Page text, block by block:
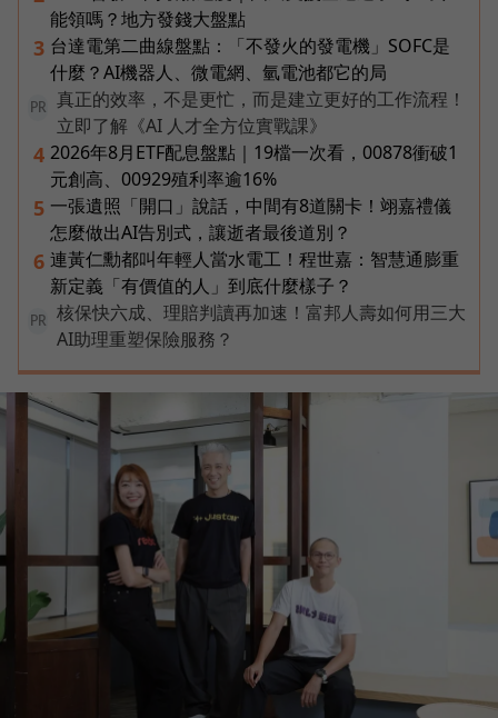
能領嗎？地方發錢大盤點
3 台達電第二曲線盤點：「不發火的發電機」SOFC是
什麼？AI機器人、微電網、氫電池都它的局
PR
真正的效率，不是更忙，而是建立更好的工作流程！
立即了解《AI 人才全方位實戰課》
4 2026年8月ETF配息盤點｜19檔一次看，00878衝破1
元創高、00929殖利率逾16%
5 一張遺照「開口」說話，中間有8道關卡！翊嘉禮儀
怎麼做出AI告別式，讓逝者最後道別？
6 連黃仁勳都叫年輕人當水電工！程世嘉：智慧通膨重
新定義「有價值的人」到底什麼樣子？
PR
核保快六成、理賠判讀再加速！富邦人壽如何用三大
AI助理重塑保險服務？